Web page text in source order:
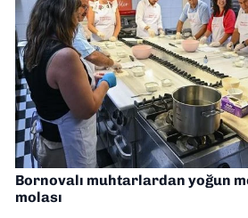
Bornovalı muhtarlardan yoğun
molası